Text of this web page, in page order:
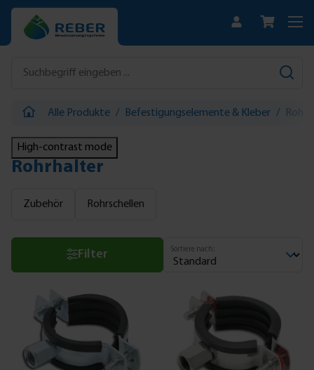
Zum Hauptinhalt springen
Alle Produkte / Befestigungselemente & Kleber /
High-contrast mode
Rohrhalter
Zubehör Rohrschellen
Filter Sortiere nach: